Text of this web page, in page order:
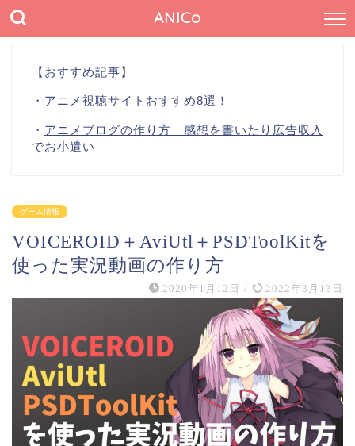
ANICo
【おすすめ記事】
・ アニメ視聴サイトおすすめ8選！
・ アニメブログの作り方｜感想を書いたり広告収入
でお小遣い
ゲーム情報
VOICEROID＋AviUtl＋PSDToolKitを
使った実況動画の作り方
2020年1月12日 / 2022年3月13日